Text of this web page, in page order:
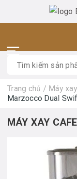
Trang chủ / Máy
Marzocco Dual
MÁY XAY